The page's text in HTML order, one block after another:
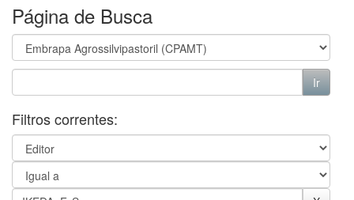
Página de Busca
Filtros correntes: